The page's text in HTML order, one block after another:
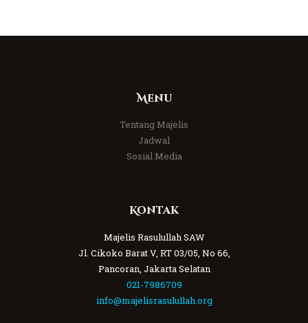
Menu
Tentang Majelis
Jadwal
Sosial Media
Kontak
Majelis Rasulullah SAW
Jl. Cikoko Barat V, RT 03/05, No 66,
Pancoran, Jakarta Selatan
021-7986709
info@majelisrasulullah.org